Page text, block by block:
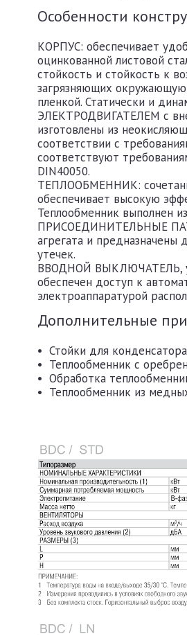
Особенности
КОРПУС: обеспечивает
оцинкованной листовой
стойкость и стойкость к
загрязняющих
пленкой. Статически и
ЭЛЕКТРОДВИГАТЕЛЕМ с
изготовлены из
соответствии с
соответствуют
DIN40050.
ТЕПЛООБМЕННИК:
обеспечивает высокую
Теплообменник выполнен
ПРИСОЕДИНИТЕЛЬНЫЕ
агрегата и предназначены
утечек.
ВВОДНОЙ ВЫКЛЮЧАТЕЛЬ,
обеспечен доступ к
электроаппаратурой
Дополнительные
• Стойки для
• Теплообменник с
• Обработка
• Теплообменник из